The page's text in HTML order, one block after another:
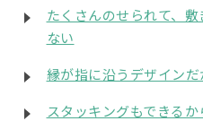
たくさんのせられて、
ない
縁が指に沿うデザイン
スタッキングもできる